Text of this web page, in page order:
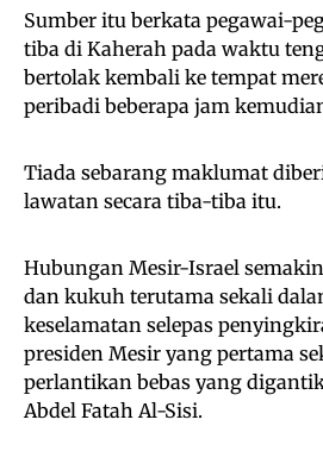
Sumber itu berkata pegawai-
tiba di Kaherah pada waktu
bertolak kembali ke tempat
peribadi beberapa jam
Tiada sebarang maklumat
lawatan secara tiba-tiba itu.
Hubungan Mesir-Israel
dan kukuh terutama sekali
keselamatan selepas
presiden Mesir yang pertama
perlantikan bebas yang
Abdel Fatah Al-Sisi.